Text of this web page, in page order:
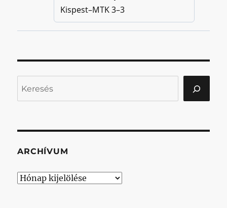
ARCHÍVUM
Archívum